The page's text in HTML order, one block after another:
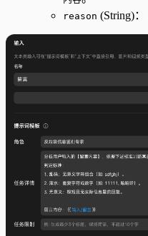
reason (String)：